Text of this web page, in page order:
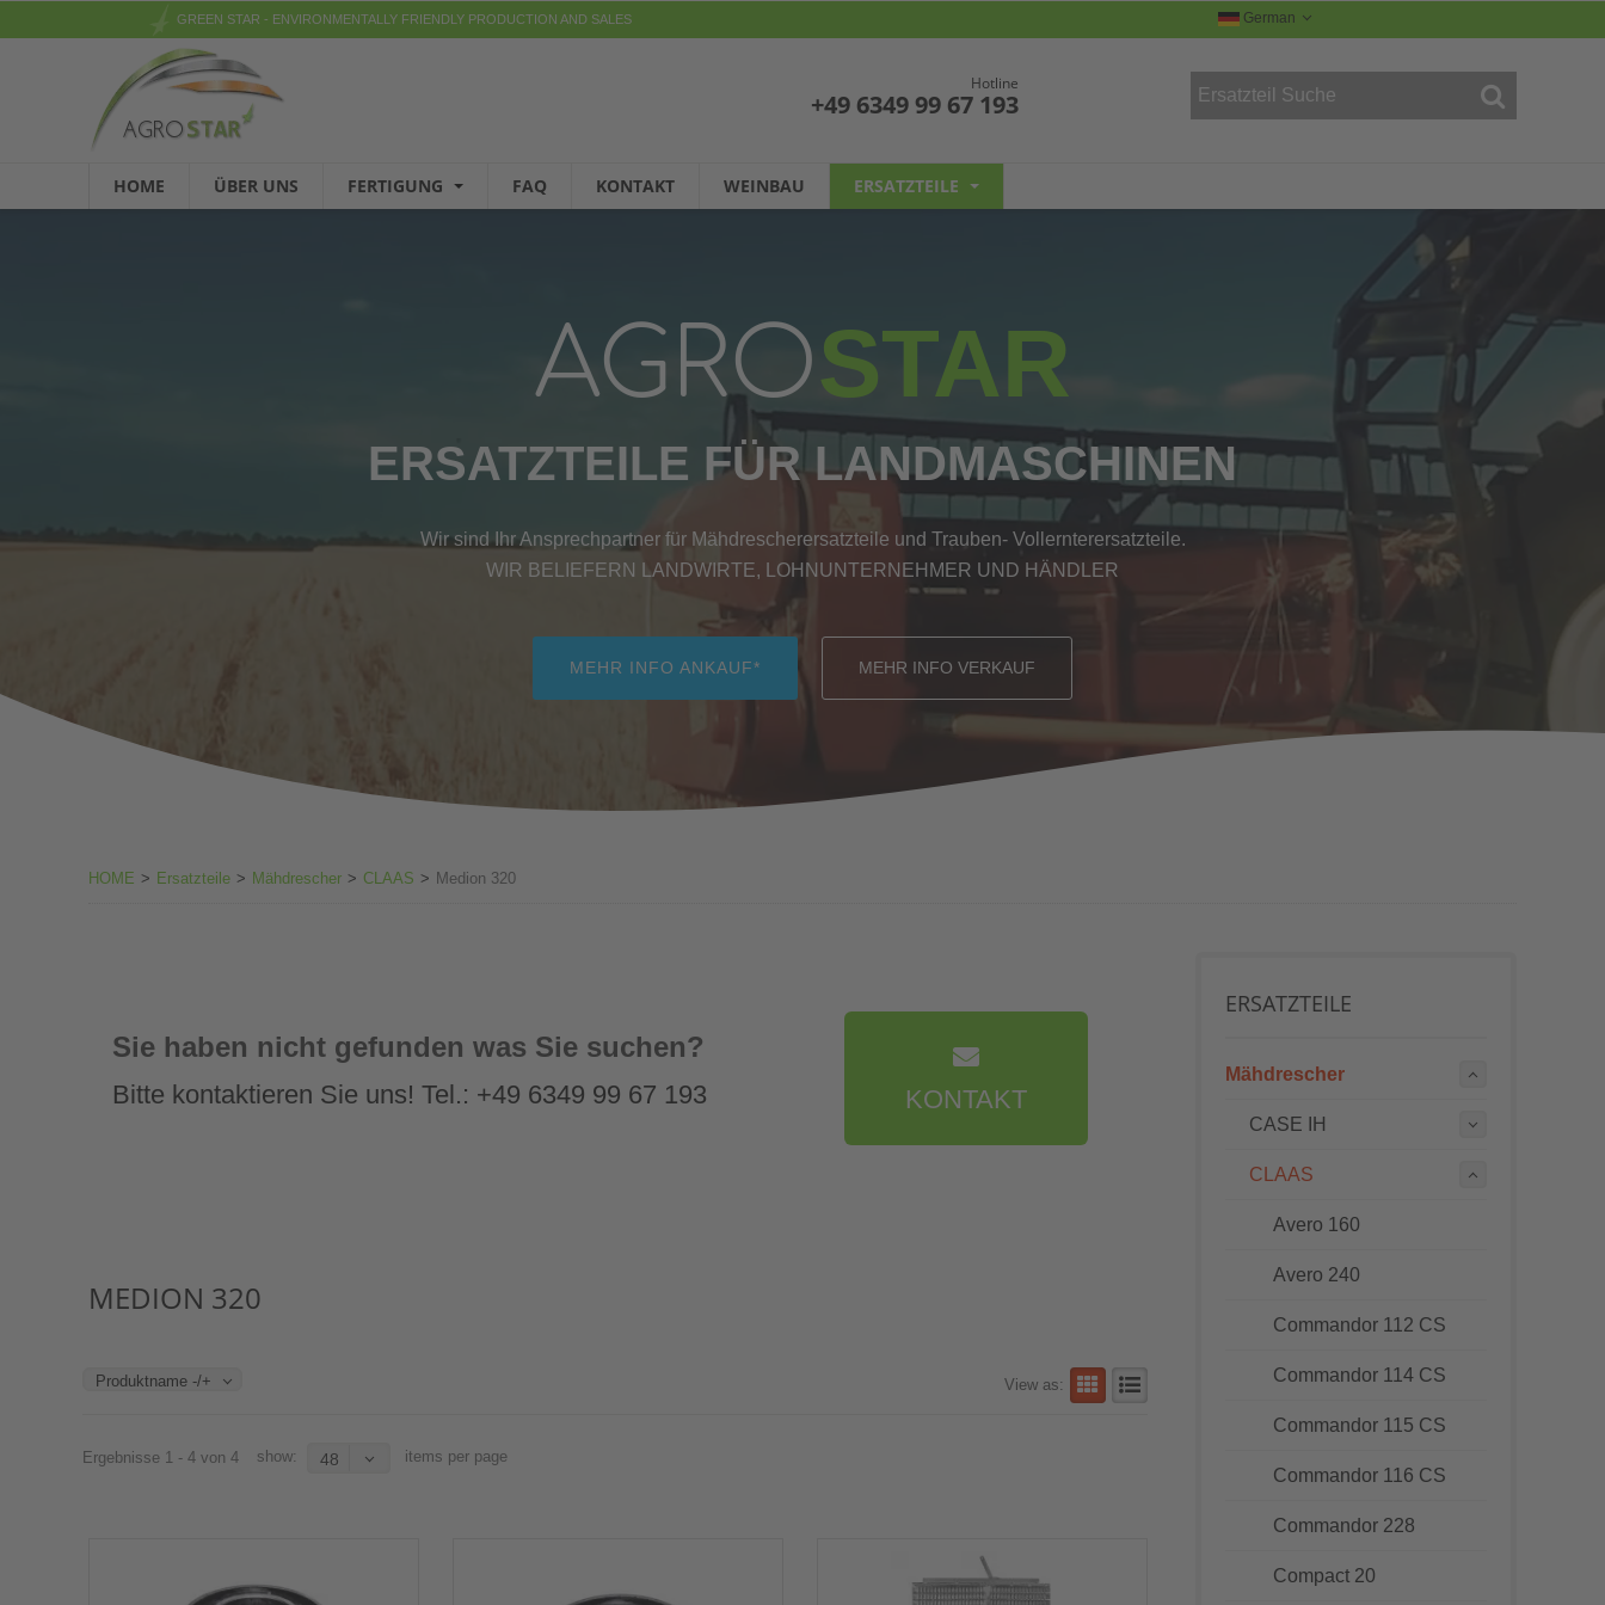
GREEN STAR - ENVIRONMENTALLY FRIENDLY PRODUCTION AND SALES German
Hotline
+49 6349 99 67 193
HOME ÜBER UNS FERTIGUNG FAQ KONTAKT WEINBAU ERSATZTEILE
AGROSTAR
ERSATZTEILE FÜR LANDMASCHINEN
Wir sind Ihr Ansprechpartner für Mähdrescherersatzteile und Trauben- Vollernterersatzteile.
WIR BELIEFERN LANDWIRTE, LOHNUNTERNEHMER UND HÄNDLER
MEHR INFO ANKAUF* MEHR INFO VERKAUF
HOME > Ersatzteile > Mähdrescher > CLAAS > Medion 320
Sie haben nicht gefunden was Sie suchen?
Bitte kontaktieren Sie uns! Tel.: +49 6349 99 67 193 KONTAKT
MEDION 320
View as:
Produktname -/+
Ergebnisse 1 - 4 von 4 show: 48 items per page
ERSATZTEILE
Mähdrescher
CASE IH
CLAAS
Avero 160
Avero 240
Commandor 112 CS
Commandor 114 CS
Commandor 115 CS
Commandor 116 CS
Commandor 228
Compact 20